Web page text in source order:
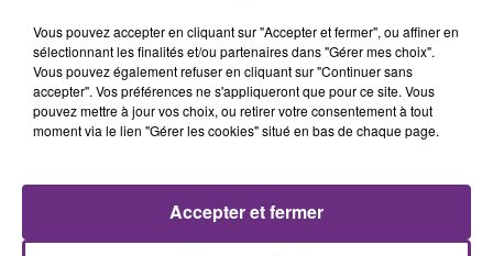
FIL D'ACTU
Vous pouvez accepter en cliquant sur "Accepter et fermer", ou affiner en
sélectionnant les finalités et/ou partenaires dans "Gérer mes choix".
Vous pouvez également refuser en cliquant sur "Continuer sans
accepter". Vos préférences ne s'appliqueront que pour ce site. Vous
pouvez mettre à jour vos choix, ou retirer votre consentement à tout
moment via le lien "Gérer les cookies" situé en bas de chaque page.
Accepter et fermer